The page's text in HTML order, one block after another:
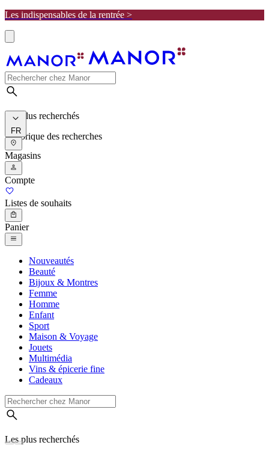
Les indispensables de la rentrée >
Les plus recherchés
Historique des recherches
FR
Magasins
Compte
Listes de souhaits
Panier
Nouveautés
Beauté
Bijoux & Montres
Femme
Homme
Enfant
Sport
Maison & Voyage
Jouets
Multimédia
Vins & épicerie fine
Cadeaux
Les plus recherchés